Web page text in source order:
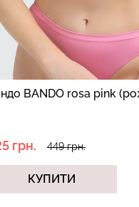
BANDO rosa pink
грн. 449 грн.
КУПИТИ